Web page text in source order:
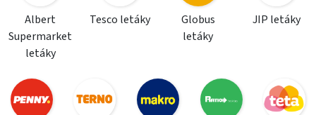
Albert
Supermarket
letáky
Tesco letáky
Globus
letáky
JIP letáky